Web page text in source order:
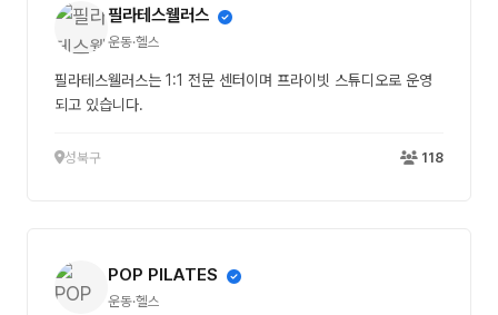
필라테스웰러스
운동·헬스
필라테스웰러스는 1:1 전문 센터이며 프라이빗 스튜디오로 운영
되고 있습니다.
성북구 118
POP PILATES
운동·헬스